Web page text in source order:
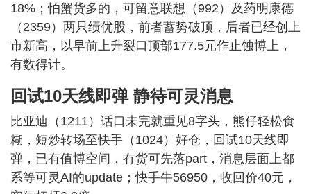
18%；怕蟹货多的，可留意联想（992）及药明康德
（2359）两只绩优股，前者蓄势破顶，后者已经创上
市新高，以早前上升裂口顶部177.5元作止蚀博上，
有数得计。
回试10天线即弹 静待可灵消息
比亚迪（1211）话口未完就重见8字头，熊仔轻松食
糊，短炒转场至快手（1024）好仓，回试10天线即
弹，已有值博空间，冇货可先落part，消息层面上都
系等可灵AI的update；快手牛56950，收回价40元，